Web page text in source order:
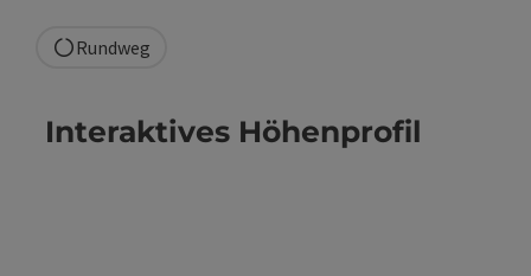
Rundweg
Interaktives Höhenprofil